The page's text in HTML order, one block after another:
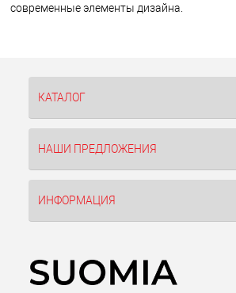
современные элементы дизайна.
КАТАЛОГ
НАШИ ПРЕДЛОЖЕНИЯ
ИНФОРМАЦИЯ